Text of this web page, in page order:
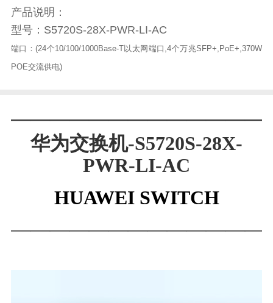
产品说明：
型号：S5720S-28X-PWR-LI-AC
端口：(24个10/100/1000Base-T以太网端口,4个万兆SFP+,PoE+,370W
POE交流供电)
华为交换机-S5720S-28X-
PWR-LI-AC
HUAWEI SWITCH